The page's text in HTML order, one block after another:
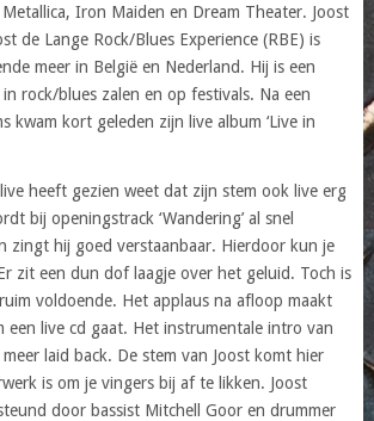
Iron Maiden en Dream Theater. Joost
de Lange Rock/Blues Experience (RBE) is
meer in België en Nederland. Hij is een
rock/blues zalen en op festivals. Na een
kwam kort geleden zijn live album ‘Live in
heeft gezien weet dat zijn stem ook live erg
bij openingstrack ‘Wandering’ al snel
zingt hij goed verstaanbaar. Hierdoor kun je
zit een dun dof laagje over het geluid. Toch is
voldoende. Het applaus na afloop maakt
een live cd gaat. Het instrumentale intro van
meer laid back. De stem van Joost komt hier
is om je vingers bij af te likken. Joost
door bassist Mitchell Goor en drummer